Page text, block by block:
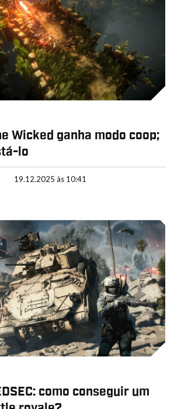
Wicked ganha modo coop;
lo
19.12.2025 às 10:41
como conseguir um